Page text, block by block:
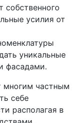
собственного
усилия от
уникальные
фасадами.
многим частным
себе
располагая в